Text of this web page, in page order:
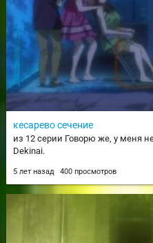
кесарево сечение
из 12 серии Говорю же, у меня
Dekinai.
5 лет назад 400 просмотров